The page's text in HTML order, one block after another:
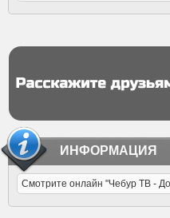
ИНФОРМАЦИЯ
Смотрите онлайн "Чебур ТВ -